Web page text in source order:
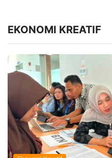
EKONOMI KREATIF